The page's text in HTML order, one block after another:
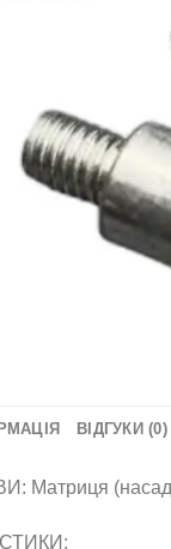
ВІДГУКИ (0)